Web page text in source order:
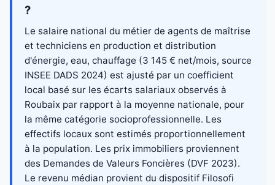
?
Le salaire national du métier de agents de maîtrise
et techniciens en production et distribution
d'énergie, eau, chauffage (3 145 € net/mois, source
INSEE DADS 2024) est ajusté par un coefficient
local basé sur les écarts salariaux observés à
Roubaix par rapport à la moyenne nationale, pour
la même catégorie socioprofessionnelle. Les
effectifs locaux sont estimés proportionnellement
à la population. Les prix immobiliers proviennent
des Demandes de Valeurs Foncières (DVF 2023).
Le revenu médian provient du dispositif Filosofi